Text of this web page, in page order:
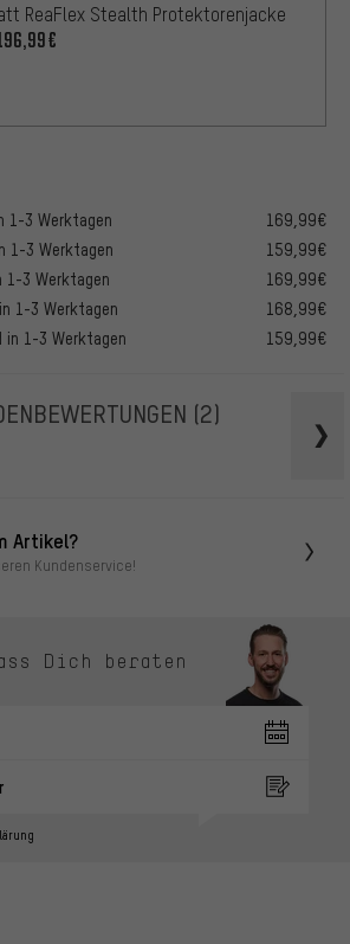
ReaFlex Stealth Protektorenjacke
1-3 Werktagen
169,99€
1-3 Werktagen
159,99€
1-3 Werktagen
169,99€
1-3 Werktagen
168,99€
in 1-3 Werktagen
159,99€
(2)
Artikel?
Kundenservice!
Dich beraten